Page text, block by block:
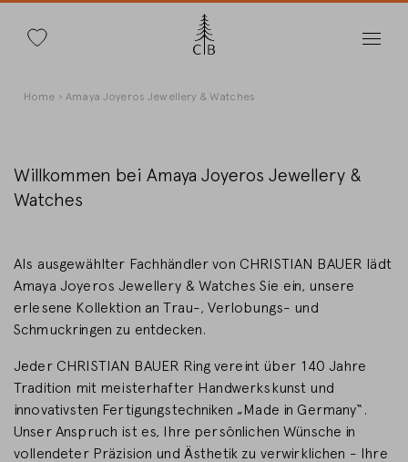
zumPfadnavigation
Home Amaya Joyeros Jewellery & Watches
Willkommen bei Amaya Joyeros Jewellery &
Watches
Als ausgewählter Fachhändler von CHRISTIAN BAUER lädt
Amaya Joyeros Jewellery & Watches Sie ein, unsere
erlesene Kollektion an Trau-, Verlobungs- und
Schmuckringen zu entdecken.
Jeder CHRISTIAN BAUER Ring vereint über 140 Jahre
Tradition mit meisterhafter Handwerkskunst und
innovativsten Fertigungstechniken „Made in Germany“.
Unser Anspruch ist es, Ihre persönlichen Wünsche in
vollendeter Präzision und Ästhetik zu verwirklichen - Ihre
LAND WECHSELN